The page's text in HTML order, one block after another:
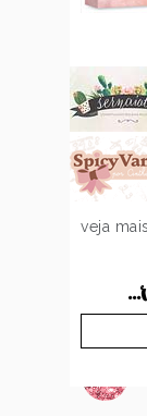
veja